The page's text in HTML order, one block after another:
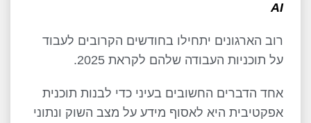
AI
רוב הארגונים יתחילו בחודשים הקרובים לעבוד
על תוכניות העבודה שלהם לקראת 2025.
אחד הדברים החשובים בעיני כדי לבנות תוכנית
אפקטיבית היא לאסוף מידע על מצב השוק ונתוני